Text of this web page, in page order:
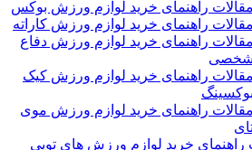
مقالات راهنمای خرید لوازم ورزش بوکس
مقالات راهنمای خرید لوازم ورزش کاراته
مقالات راهنمای خرید لوازم ورزش دفاع
شخصی
مقالات راهنمای خرید لوازم ورزش کیک
بوکسینگ
مقالات راهنمای خرید لوازم ورزش موی
راهنمای خرید لوازم ورزش های توپی